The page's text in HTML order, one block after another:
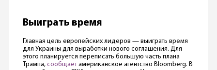
Выиграть время
Главная цель европейских лидеров — выиграть время
для Украины для выработки нового соглашения. Для
этого планируется переписать большую часть плана
Трампа, сообщаетамериканское агентство Bloomberg. В